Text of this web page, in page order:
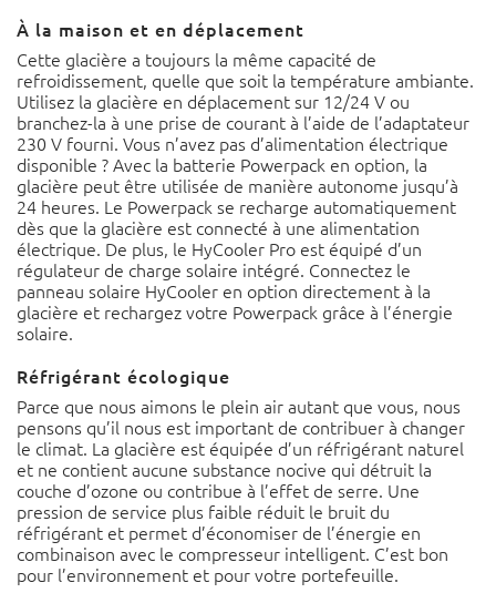
À la maison et en déplacement
Cette glacière a toujours la même capacité de
refroidissement, quelle que soit la température ambiante.
Utilisez la glacière en déplacement sur 12/24 V ou
branchez-la à une prise de courant à l’aide de l’adaptateur
230 V fourni. Vous n’avez pas d’alimentation électrique
disponible ? Avec la batterie Powerpack en option, la
glacière peut être utilisée de manière autonome jusqu’à
24 heures. Le Powerpack se recharge automatiquement
dès que la glacière est connecté à une alimentation
électrique. De plus, le HyCooler Pro est équipé d’un
régulateur de charge solaire intégré. Connectez le
panneau solaire HyCooler en option directement à la
glacière et rechargez votre Powerpack grâce à l’énergie
solaire.
Réfrigérant écologique
Parce que nous aimons le plein air autant que vous, nous
pensons qu’il nous est important de contribuer à changer
le climat. La glacière est équipée d’un réfrigérant naturel
et ne contient aucune substance nocive qui détruit la
couche d’ozone ou contribue à l’effet de serre. Une
pression de service plus faible réduit le bruit du
réfrigérant et permet d’économiser de l’énergie en
combinaison avec le compresseur intelligent. C’est bon
pour l’environnement et pour votre portefeuille.